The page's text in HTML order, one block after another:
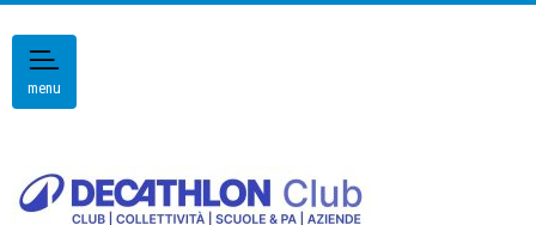
menu